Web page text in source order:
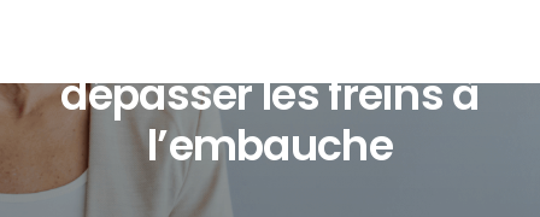
dépasser les freins à
l’embauche